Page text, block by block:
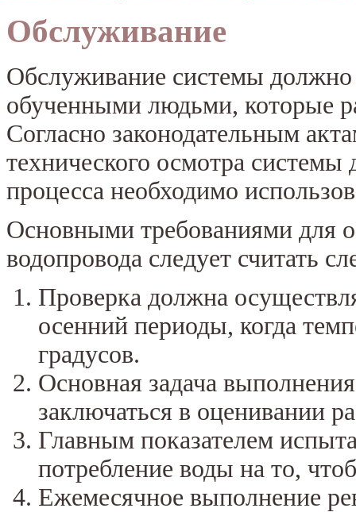
Обслуживание
Обслуживание системы должно
обученными людьми, которые
Согласно законодательным
технического осмотра системы
процесса необходимо
Основными требованиями для
водопровода следует считать
Проверка должна
осенний периоды, когда
градусов.
Основная задача
заключаться в оценивании
Главным показателем
потребление воды на то,
Ежемесячное выполнение